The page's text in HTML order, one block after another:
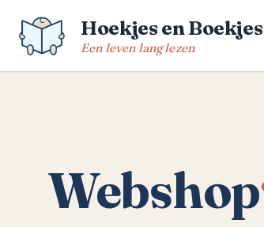
naar
inhoud
Hoekjes en Boekjes
Een leven lang lezen
Webshop